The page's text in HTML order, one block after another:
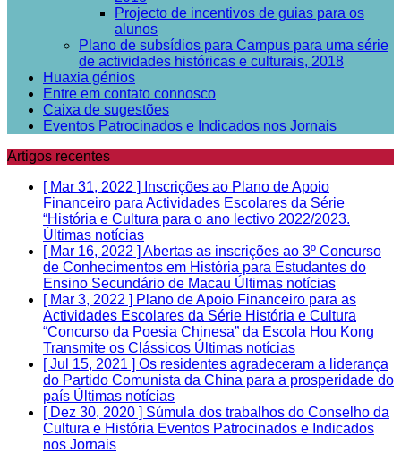
Projecto de incentivos de guias para os
alunos
Plano de subsídios para Campus para uma série
de actividades históricas e culturais, 2018
Huaxia génios
Entre em contato connosco
Caixa de sugestões
Eventos Patrocinados e Indicados nos Jornais
Artigos recentes
[ Mar 31, 2022 ]
Inscrições ao Plano de Apoio
Financeiro para Actividades Escolares da Série
“História e Cultura para o ano lectivo 2022/2023.
Últimas notícias
[ Mar 16, 2022 ] Abertas as inscrições ao 3º Concurso
de Conhecimentos em História para Estudantes do
Ensino Secundário de Macau Últimas notícias
[ Mar 3, 2022 ] Plano de Apoio Financeiro para as
Actividades Escolares da Série História e Cultura
“Concurso da Poesia Chinesa” da Escola Hou Kong
Transmite os Clássicos Últimas notícias
[ Jul 15, 2021 ] Os residentes agradeceram a liderança
do Partido Comunista da China para a prosperidade do
país Últimas notícias
[ Dez 30, 2020 ] Súmula dos trabalhos do Conselho da
Cultura e História Eventos Patrocinados e Indicados
nos Jornais